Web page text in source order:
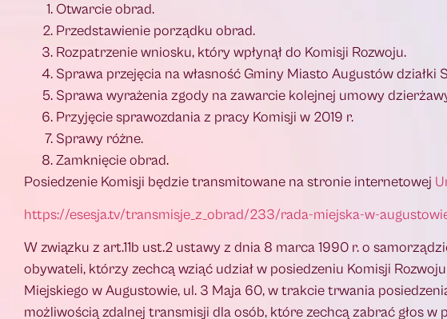
Otwarcie obrad.
Przedstawienie porządku obrad.
Rozpatrzenie wniosku, który wpłynął do Komisji Rozwoju.
Sprawa przejęcia na własność Gminy Miasto Augustów działki
Sprawa wyrażenia zgody na zawarcie kolejnej umowy
Przyjęcie sprawozdania z pracy Komisji w 2019 r.
Sprawy różne.
Zamknięcie obrad.
Posiedzenie Komisji będzie transmitowane na stronie internetowej
https://esesja.tv/transmisje_z_obrad/233/rada-miejska-w-
W związku z art.11b ust.2 ustawy z dnia 8 marca 1990 r. o
obywateli, którzy zechcą wziąć udział w posiedzeniu Komisji
Miejskiego w Augustowie, ul. 3 Maja 60, w trakcie trwania
możliwością zdalnej transmisji dla osób, które zechcą zabrać głos w